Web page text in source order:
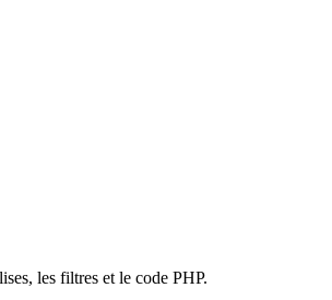
les filtres et le code PHP.